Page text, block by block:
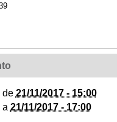
de 21/11/2017 - 15:00
a 21/11/2017 - 17:00